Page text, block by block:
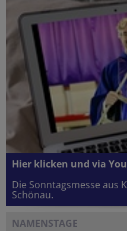
Hier klicken und via
Die Sonntagsmesse aus
Schönau.
NAMENSTAGE